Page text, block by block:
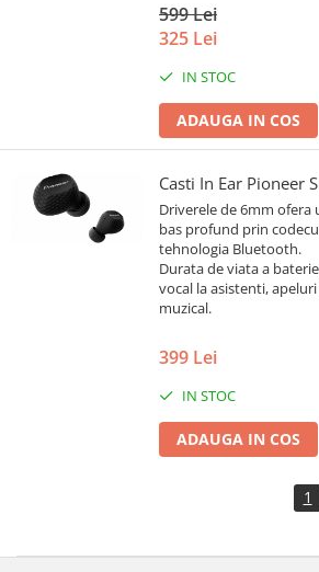
599 Lei
325 Lei
IN STOC
ADAUGA IN COS
Casti In Ear Pioneer
Driverele de 6mm ofera
bas profund prin
tehnologia Bluetooth.
Durata de viata a
vocal la asistenti,
muzical.
399 Lei
IN STOC
ADAUGA IN COS
1